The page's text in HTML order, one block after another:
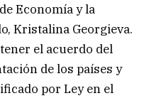
Economía y la
Kristalina Georgieva.
el acuerdo del
de los países y
por Ley en el